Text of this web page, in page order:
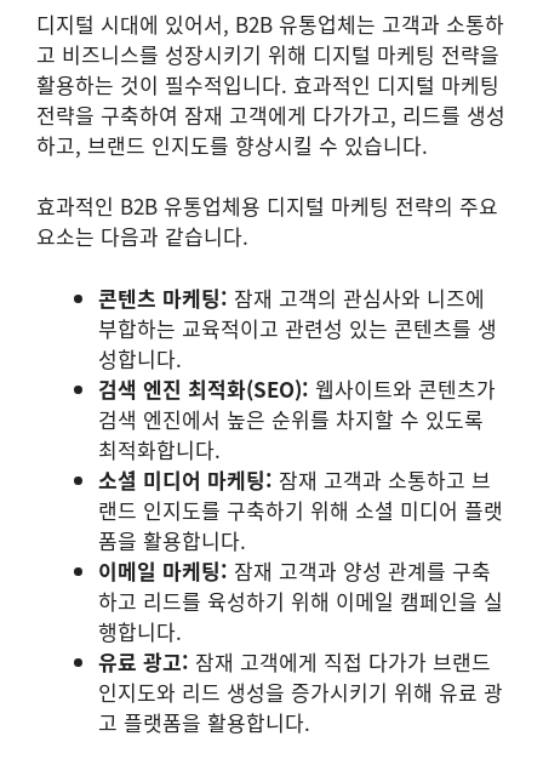
디지털 시대에 있어서, B2B 유통업체는 고객과 소통하
고 비즈니스를 성장시키기 위해 디지털 마케팅 전략을
활용하는 것이 필수적입니다. 효과적인 디지털 마케팅
전략을 구축하여 잠재 고객에게 다가가고, 리드를 생성
하고, 브랜드 인지도를 향상시킬 수 있습니다.
효과적인 B2B 유통업체용 디지털 마케팅 전략의 주요
요소는 다음과 같습니다.
콘텐츠 마케팅: 잠재 고객의 관심사와 니즈에
부합하는 교육적이고 관련성 있는 콘텐츠를 생
성합니다.
검색 엔진 최적화(SEO): 웹사이트와 콘텐츠가
검색 엔진에서 높은 순위를 차지할 수 있도록
최적화합니다.
소셜 미디어 마케팅: 잠재 고객과 소통하고 브
랜드 인지도를 구축하기 위해 소셜 미디어 플랫
폼을 활용합니다.
이메일 마케팅: 잠재 고객과 양성 관계를 구축
하고 리드를 육성하기 위해 이메일 캠페인을 실
행합니다.
유료 광고: 잠재 고객에게 직접 다가가 브랜드
인지도와 리드 생성을 증가시키기 위해 유료 광
고 플랫폼을 활용합니다.